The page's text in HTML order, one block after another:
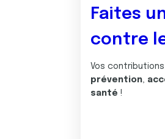
Faites
contre
Vos
prévention,
santé !